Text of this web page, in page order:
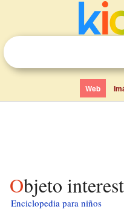
Web
Objeto
Enciclopedia para niños